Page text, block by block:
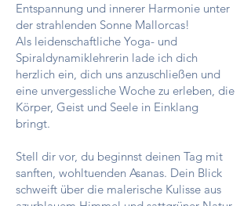
Entspannung und innerer Harmonie unter
der strahlenden Sonne Mallorcas!
Als leidenschaftliche Yoga- und
Spiraldynamiklehrerin lade ich dich
herzlich ein, dich uns anzuschließen und
eine unvergessliche Woche zu erleben, die
Körper, Geist und Seele in Einklang
bringt.
Stell dir vor, du beginnst deinen Tag mit
sanften, wohltuenden Asanas. Dein Blick
schweift über die malerische Kulisse aus